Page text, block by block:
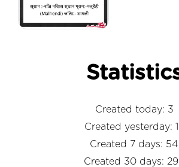
Created today: 3
Created yesterday:
Created 7 days: 54
Created 30 days: